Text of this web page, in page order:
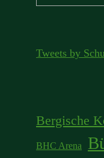
nach:
Tweets by
Bergische
BHC Arena